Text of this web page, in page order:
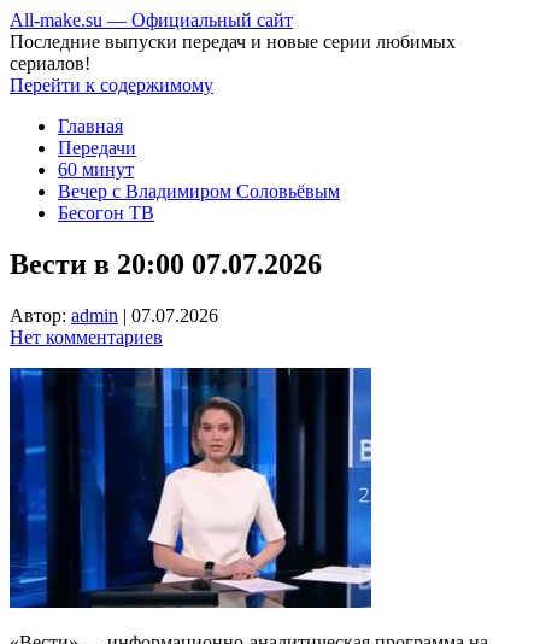
All-make.su — Официальный сайт
Последние выпуски передач и новые серии любимых
сериалов!
Перейти к содержимому
Главная
Передачи
60 минут
Вечер с Владимиром Соловьёвым
Бесогон ТВ
Вести в 20:00 07.07.2026
Автор: admin | 07.07.2026
Нет комментариев